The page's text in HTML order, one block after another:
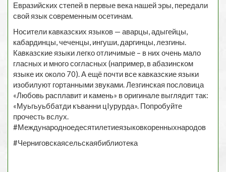
Евразийских степей в первые века нашей эры, передали
свой язык современным осетинам.
Носители кавказских языков — аварцы, адыгейцы,
кабардинцы, чеченцы, ингуши, даргинцы, лезгины.
Кавказские языки легко отличимые – в них очень мало
гласных и много согласных (например, в абазинском
языке их около 70). А ещё почти все кавказские языки
изобилуют гортанными звуками. Лезгинская пословица
«Любовь расплавит и камень» в оригинале выглядит так:
«Муьгьуьббатди къванни цIурурда». Попробуйте
прочесть вслух.
#Международноедесятилетиеязыковкоренныхнародов
#Черниговскаясельскаябиблиотека